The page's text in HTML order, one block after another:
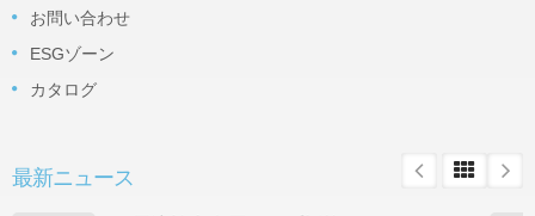
お問い合わせ
ESGゾーン
カタログ
最新ニュース